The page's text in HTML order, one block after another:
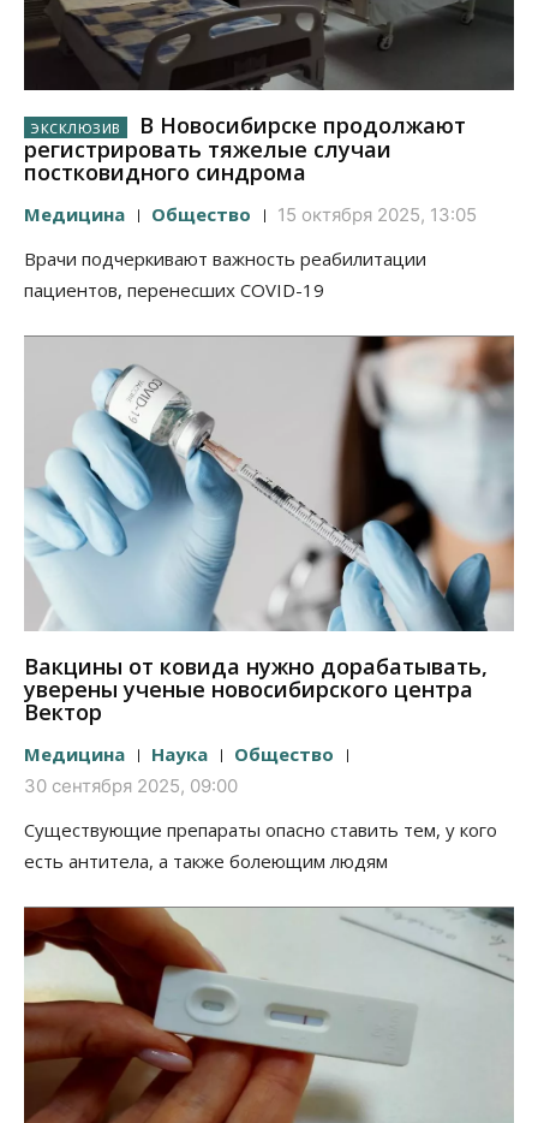
В Новосибирске продолжают
регистрировать тяжелые случаи
постковидного синдрома
Медицина Общество 15 октября 2025, 13:05
Врачи подчеркивают важность реабилитации
пациентов, перенесших COVID-19
Вакцины от ковида нужно дорабатывать,
уверены ученые новосибирского центра
Вектор
Медицина Наука Общество
30 сентября 2025, 09:00
Существующие препараты опасно ставить тем, у кого
есть антитела, а также болеющим людям